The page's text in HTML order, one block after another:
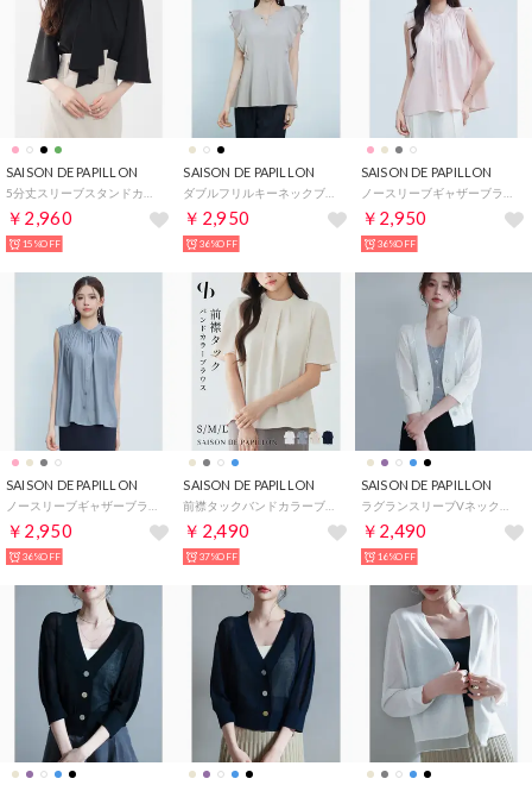
SAISON DE PAPILLON
5分丈スリーブスタンドカラーブラウス （ブラック）
￥2,960
15%OFF
SAISON DE PAPILLON
ダブルフリルキーネックブラウス （オートミール）
￥2,950
36%OFF
SAISON DE PAPILLON
ノースリーブギャザーブラウス （ピンク）
￥2,950
36%OFF
SAISON DE PAPILLON
￥2,950
36%OFF
SAISON DE PAPILLON
￥2,490
37%OFF
SAISON DE PAPILLON
￥2,490
16%OFF